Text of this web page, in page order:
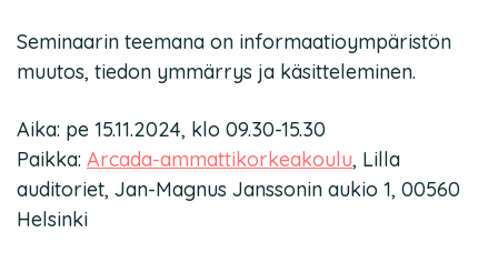
Seminaarin teemana on informaatioympäristön
muutos, tiedon ymmärrys ja käsitteleminen.
Aika: pe 15.11.2024, klo 09.30-15.30
Paikka: Arcada-ammattikorkeakoulu, Lilla
auditoriet, Jan-Magnus Janssonin aukio 1, 00560
Helsinki